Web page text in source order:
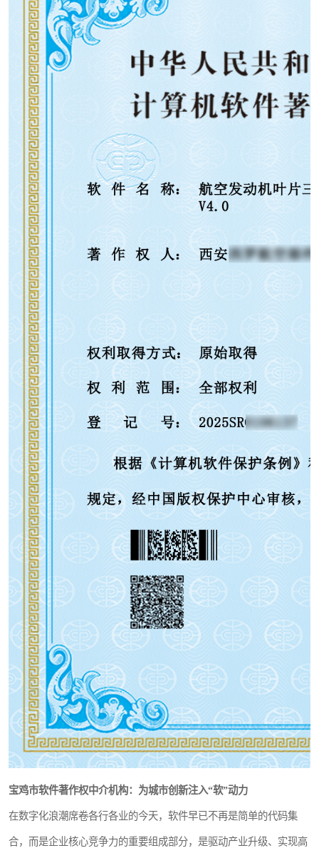
宝鸡市软件著作权中介机构：为城市创新注入“软”动力
在数字化浪潮席卷各行各业的今天，软件早已不再是简单的代码集
合，而是企业核心竞争力的重要组成部分，是驱动产业升级、实现高